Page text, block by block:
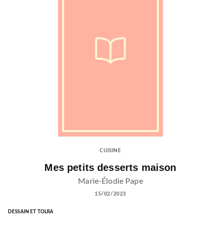
CUISINE
Mes petits desserts maison
Marie-Élodie Pape
15/02/2023
DESSAIN ET TOLRA